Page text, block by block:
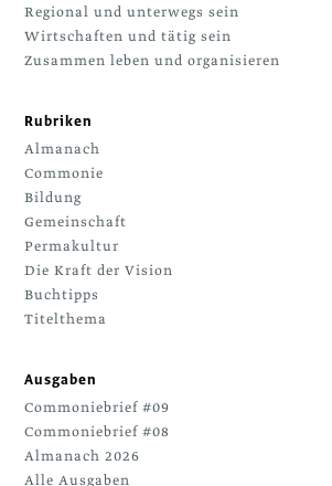
Regional und unterwegs sein
Wirtschaften und tätig sein
Zusammen leben und organisieren
Rubriken
Almanach
Commonie
Bildung
Gemeinschaft
Permakultur
Die Kraft der Vision
Buchtipps
Titelthema
Ausgaben
Commoniebrief #09
Commoniebrief #08
Almanach 2026
Alle Ausgaben